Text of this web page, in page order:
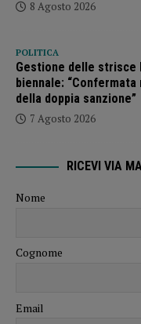
8 Agosto 2026
POLITICA
Gestione delle strisce
biennale:
della doppia sanzione”
7 Agosto 2026
RICEVI VIA
Nome
Cognome
Email